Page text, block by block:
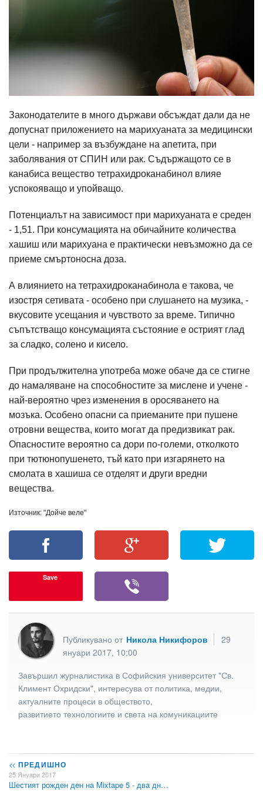
Законодателите в много държави обсъждат дали да не
допуснат приложението на марихуаната за медицински
цели - например за възбуждане на апетита, при
заболявания от СПИН или рак. Съдържащото се в
канабиса вещество тетрахидроканабинол влияе
успокояващо и упойващо.
Потенциалът на зависимост при марихуаната е среден
- 1,51. При консумацията на обичайните количества
хашиш или марихуана е практически невъзможно да се
приеме смъртоносна доза.
А влиянието на тетрахидроканабинола е такова, че
изостря сетивата - особено при слушането на музика, -
вкусовите усещания и чувството за време. Типично
съпътстващо консумацията състояние е острият глад
за сладко, солено и кисело.
При продължителна употреба може обаче да се стигне
до намаляване на способностите за мислене и учене -
най-вероятно чрез изменения в оросяването на
мозъка. Особено опасни са приеманите при пушене
отровни вещества, които могат да предизвикат рак.
Опасностите вероятно са дори по-големи, отколкото
при тютюнопушенето, тъй като при изгарянето на
смолата в хашиша се отделят и други вредни
вещества.
Източник: "Дойче веле"
Save
Публикувано от Никола Никифоров
29
януари 2017, 10:00
Завършил журналистика в Софийския университет "Св.
Климент Охридски", интересува от политика, медии,
актуалните процеси в обществото,
развитието технологиите и света на комуникациите
<< ПРЕДИШНО
25 Януари 2017
Шестият рожден ден на Mixtape 5 - два дн…